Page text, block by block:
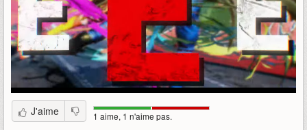
J'aime 1 aime, 1 n'aime pas.